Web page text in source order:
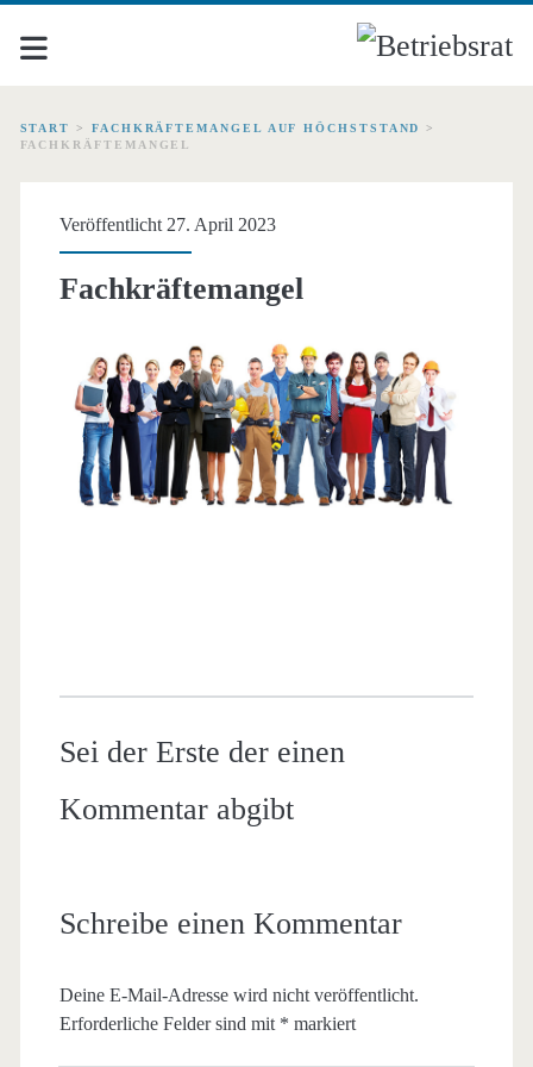
START > FACHKRÄFTEMANGEL AUF HÖCHSTSTAND
>
FACHKRÄFTEMANGEL
Veröffentlicht 27. April 2023
Fachkräftemangel
Sei der Erste der einen
Kommentar abgibt
Schreibe einen Kommentar
Deine E-Mail-Adresse wird nicht veröffentlicht.
Erforderliche Felder sind mit * markiert